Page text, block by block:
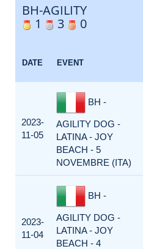
BH-AGILITY
1
3 0
DATE EVENT
2023-
11-05
BH -
AGILITY DOG -
LATINA - JOY
BEACH - 5
NOVEMBRE (ITA)
2023-
11-04
BH -
AGILITY DOG -
LATINA - JOY
BEACH - 4